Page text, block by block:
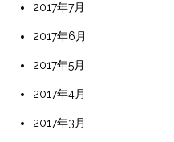
2017年7月
2017年6月
2017年5月
2017年4月
2017年3月